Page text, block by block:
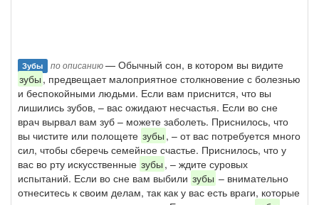
Зубы по описанию— Обычный сон, в котором вы видите
зубы , предвещает малоприятное столкновение с болезнью
и беспокойными людьми. Если вам приснится, что вы
лишились зубов, – вас ожидают несчастья. Если во сне
врач вырвал вам зуб – можете заболеть. Приснилось, что
вы чистите или полощете зубы , – от вас потребуется много
сил, чтобы сберечь семейное счастье. Приснилось, что у
вас во рту искусственные зубы , – ждите суровых
испытаний. Если во сне вам выбили зубы – внимательно
отнеситесь к своим делам, так как у вас есть враги, которые